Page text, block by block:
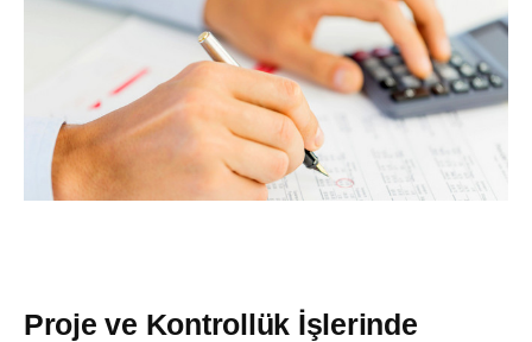
Proje ve Kontrollük İşlerinde